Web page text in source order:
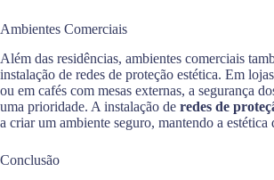
Ambientes Comerciais
Além das residências, ambientes comerciais
instalação de redes de proteção estética. Em
ou em cafés com mesas externas, a segurança
uma prioridade. A instalação de redes de
a criar um ambiente seguro, mantendo a estética
Conclusão